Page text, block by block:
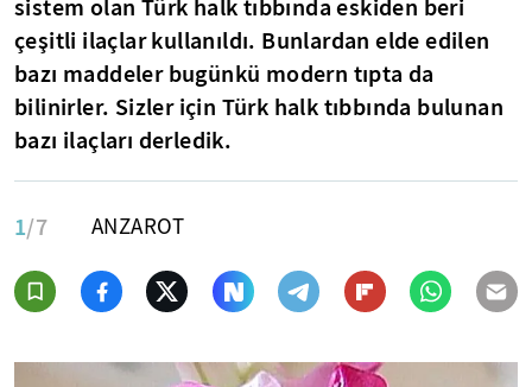
sistem olan Türk halk tıbbında eskiden beri
çeşitli ilaçlar kullanıldı. Bunlardan elde edilen
bazı maddeler bugünkü modern tıpta da
bilinirler. Sizler için Türk halk tıbbında bulunan
bazı ilaçları derledik.
1/7 ANZAROT